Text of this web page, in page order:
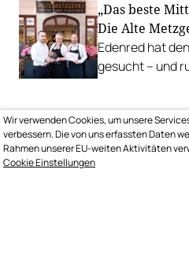
mit Cocktails,
„Das beste
Die Alte
Edenred hat
gesucht – und
sich den
Herrenstraße.
Auf dem
Wir verwenden Cookies, um unsere
verbessern. Die von uns erfassten Daten
Rahmen unserer EU-weiten Aktivitäten
Cookie Einstellungen